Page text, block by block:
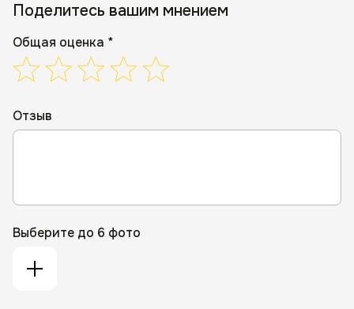
Поделитесь вашим мнением
Общая оценка *
Отзыв
Выберите до 6 фото